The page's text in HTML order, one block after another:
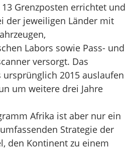
Grenzposten errichtet und
der jeweiligen Länder mit
Labors sowie Pass- und
versorgt. Das
ursprünglich 2015 auslaufen
um weitere drei Jahre
Afrika ist aber nur ein
Strategie der
den Kontinent zu einem